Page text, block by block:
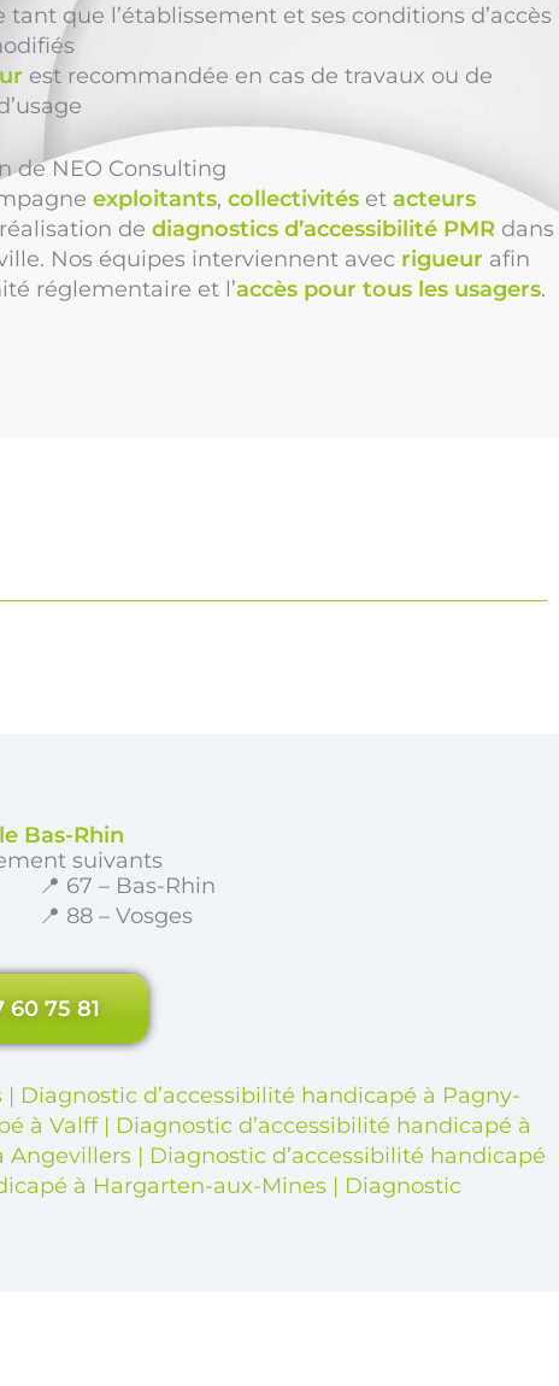
tant que l’établissement et ses conditions d’accès
est recommandée en cas de travaux ou de
de NEO Consulting
exploitants, collectivités et acteurs
de diagnostics d’accessibilité PMR dans
Nos équipes interviennent avec rigueur afin
réglementaire et l’accès pour tous les usagers.
Bas-Rhin
suivants
📍 67 – Bas-Rhin
📍 88 – Vosges
60 75 81
| Diagnostic d’accessibilité handicapé à Pagny-
à Valff| Diagnostic d’accessibilité handicapé à
Angevillers | Diagnostic d’accessibilité handicapé
à Hargarten-aux-Mines | Diagnostic